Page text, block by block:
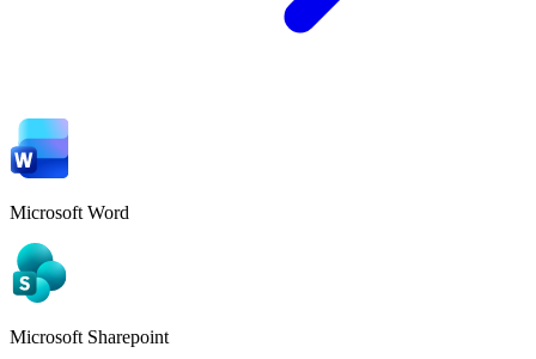
Microsoft Word
Microsoft Sharepoint